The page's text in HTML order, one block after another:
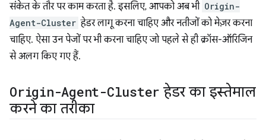
संकेत के तौर पर काम करता है. इसलिए, आपको अब भी Origin-
Agent-Cluster हेडर लागू करना चाहिए और नतीजों को मेज़र करना
चाहिए. ऐसा उन पेजों पर भी करना चाहिए जो पहले से ही क्रॉस-ऑरिजिन
से अलग किए गए हैं.
Origin-Agent-Cluster हेडर का इस्तेमाल
करने का तरीका